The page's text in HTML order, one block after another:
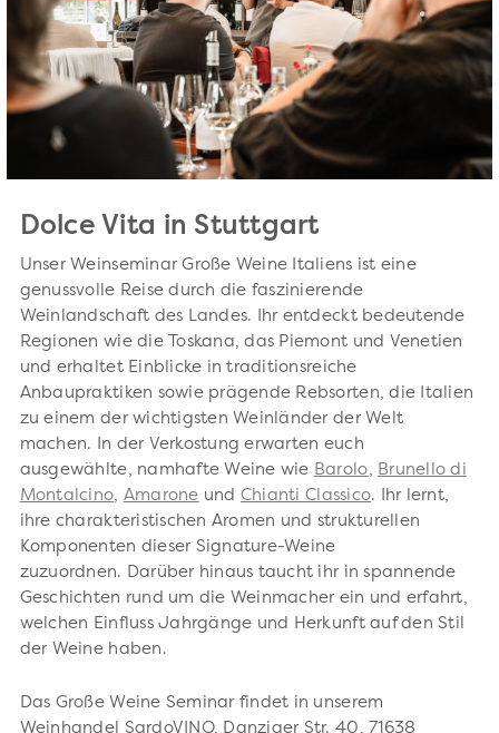
Dolce Vita in Stuttgart
Unser Weinseminar Große Weine Italiens ist eine
genussvolle Reise durch die faszinierende
Weinlandschaft des Landes. Ihr entdeckt bedeutende
Regionen wie die Toskana, das Piemont und Venetien
und erhaltet Einblicke in traditionsreiche
Anbaupraktiken sowie prägende Rebsorten, die Italien
zu einem der wichtigsten Weinländer der Welt
machen. In der Verkostung erwarten euch
ausgewählte, namhafte Weine wie Barolo, Brunello di
Montalcino, Amarone und Chianti Classico. Ihr lernt,
ihre charakteristischen Aromen und strukturellen
Komponenten dieser Signature-Weine
zuzuordnen. Darüber hinaus taucht ihr in spannende
Geschichten rund um die Weinmacher ein und erfahrt,
welchen Einfluss Jahrgänge und Herkunft auf den Stil
der Weine haben.
Das Große Weine Seminar findet in unserem
Weinhandel SardoVINO, Danziger Str. 40, 71638